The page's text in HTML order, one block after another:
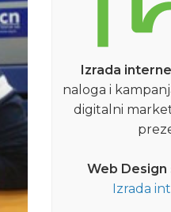
Izrada
naloga i
digitalni
Web Design
Izrada